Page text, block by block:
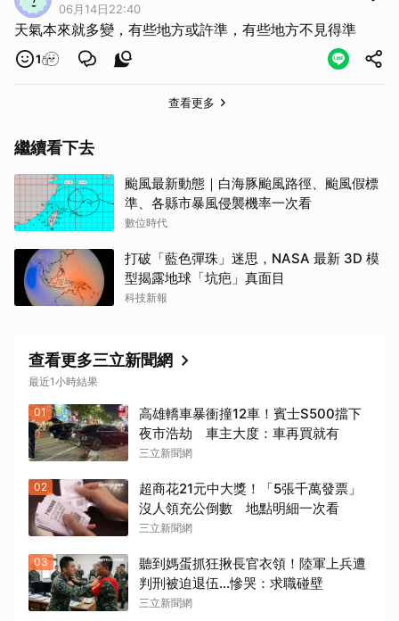
06月14日22:40
天氣本來就多變，有些地方或許準，有些地方不見得準
1
查看更多
繼續看下去
颱風最新動態｜白海豚颱風路徑、颱風假標
準、各縣市暴風侵襲機率一次看
數位時代
打破「藍色彈珠」迷思，NASA 最新 3D 模
型揭露地球「坑疤」真面目
科技新報
查看更多三立新聞網
最近1小時結果
01
高雄轎車暴衝撞12車！賓士S500擋下
夜市浩劫 車主大度：車再買就有
三立新聞網
02
超商花21元中大獎！「5張千萬發票」
沒人領充公倒數 地點明細一次看
三立新聞網
03
聽到媽蛋抓狂揪長官衣領！陸軍上兵遭
判刑被迫退伍…慘哭：求職碰壁
三立新聞網